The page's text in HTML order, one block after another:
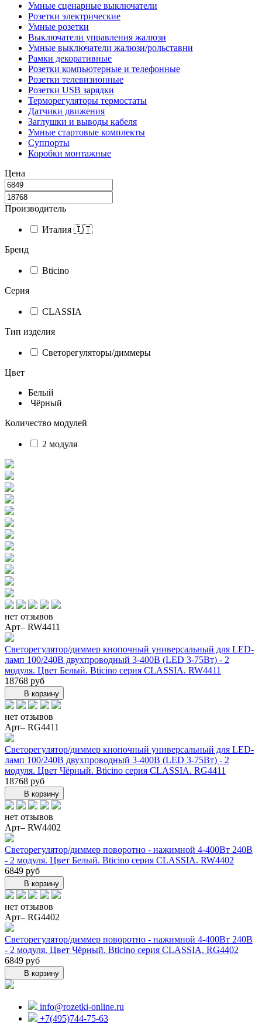
Умные сценарные выключатели
Розетки электрические
Умные розетки
Выключатели управления жалюзи
Умные выключатели жалюзи/рольставни
Рамки декоративные
Розетки компьютерные и телефонные
Розетки телевизионные
Розетки USB зарядки
Терморегуляторы термостаты
Датчики движения
Заглушки и выводы кабеля
Умные стартовые комплекты
Суппорты
Коробки монтажные
Цена
Производитель
Италия 🇮🇹
Бренд
Bticino
Серия
CLASSIA
Тип изделия
Светорегуляторы/диммеры
Цвет
Белый
Чёрный
Количество модулей
2 модуля
нет отзывов
Арт– RW4411
Светорегулятор/диммер кнопочный универсальный для LED-
ламп 100/240В двухпроводный 3-400В (LED 3-75Вт) - 2
модуля. Цвет Белый. Bticino серия CLASSIA. RW4411
18768 руб
В корзину
нет отзывов
Арт– RG4411
Светорегулятор/диммер кнопочный универсальный для LED-
ламп 100/240В двухпроводный 3-400В (LED 3-75Вт) - 2
модуля. Цвет Чёрный. Bticino серия CLASSIA. RG4411
18768 руб
В корзину
нет отзывов
Арт– RW4402
Светорегулятор/диммер поворотно - нажимной 4-400Вт 240В
- 2 модуля. Цвет Белый. Bticino серия CLASSIA. RW4402
6849 руб
В корзину
нет отзывов
Арт– RG4402
Светорегулятор/диммер поворотно - нажимной 4-400Вт 240В
- 2 модуля. Цвет Чёрный. Bticino серия CLASSIA. RG4402
6849 руб
В корзину
info@rozetki-online.ru
+7(495)744-75-63